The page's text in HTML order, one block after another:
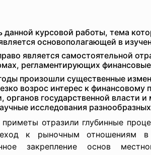
данной курсовой работы, тема
основополагающей в
является самостоятельной
регламентирующих
произошли существенные
возрос интерес к финансовому
органов государственной власти
исследования
отразили глубинные
к рыночным отношениям в
закрепление основ